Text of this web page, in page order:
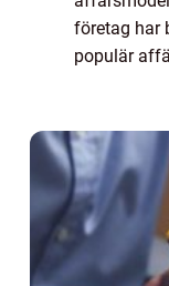
företag har
populär